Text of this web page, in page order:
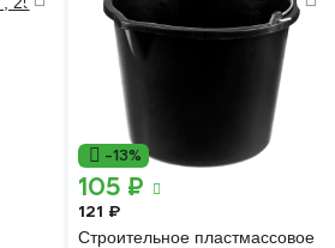
-13%
105 ₽
121 ₽
Строительное пластмассовое